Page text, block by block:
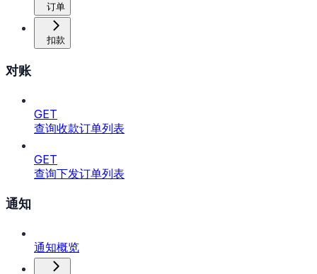
订单
扣款
对账
GET
查询收款订单列表
GET
查询下发订单列表
通知
通知概览